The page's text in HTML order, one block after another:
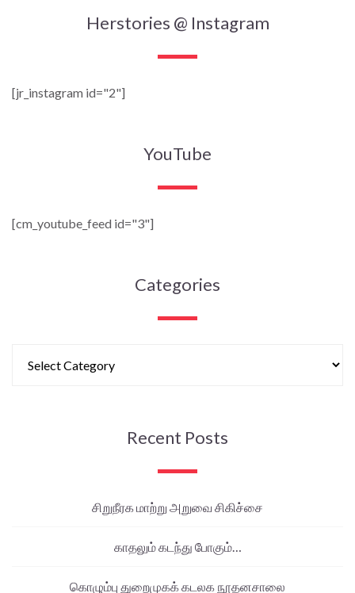
Herstories @ Instagram
[jr_instagram id="2"]
YouTube
[cm_youtube_feed id="3"]
Categories
Recent Posts
சிறுநீரக மாற்று அறுவை சிகிச்சை
காதலும் கடந்து போகும்…
கொழும்பு துறைமுகக் கடலக நூதனசாலை